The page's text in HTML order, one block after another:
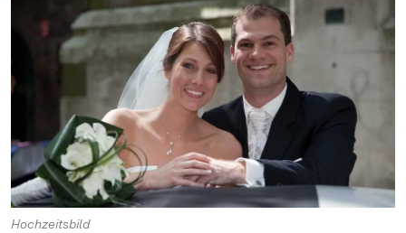
Hochzeitsbild